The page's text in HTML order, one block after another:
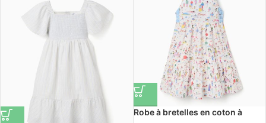
Robe à bretelles en coton à